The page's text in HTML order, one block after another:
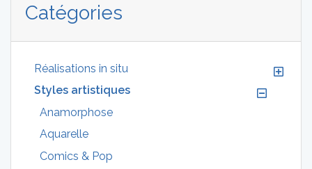
Catégories
Réalisations in situ
Styles artistiques
Anamorphose
Aquarelle
Comics & Pop